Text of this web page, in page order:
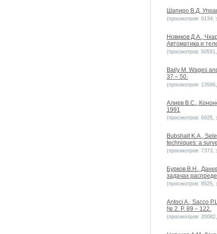
Шапиро В.Д.
(просмотров: 6134,
Новиков Д.А.,
Автоматика и
(просмотров:
Baily M. Wages
37 – 50.
(просмотров:
Алиев В.С.,
1991
(просмотров: 6925,
Bubshait K.A.,
techniques: a
(просмотров: 7373,
Бурков B.H.,
задачах
(просмотров: 8525,
Antoci A., Sacco
№ 2. P. 89 – 122.
(просмотров: